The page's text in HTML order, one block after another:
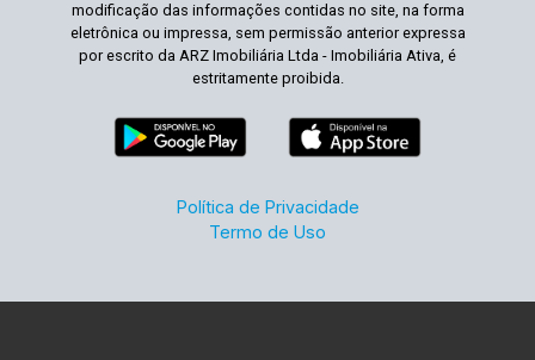
modificação das informações contidas no site, na forma
eletrônica ou impressa, sem permissão anterior expressa
por escrito da ARZ Imobiliária Ltda - Imobiliária Ativa, é
estritamente proibida.
Política de Privacidade
Termo de Uso